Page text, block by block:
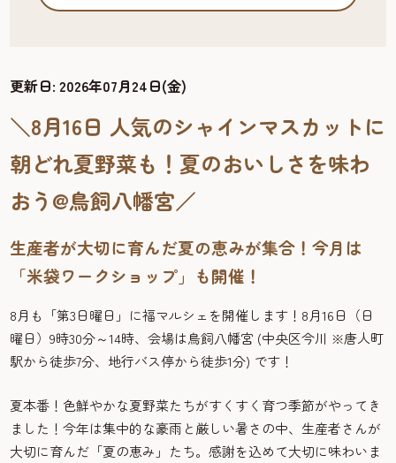
更新日:2026年07月24日(金)
＼8月16日 人気のシャインマスカットに
朝どれ夏野菜も！夏のおいしさを味わ
おう@鳥飼八幡宮／
生産者が大切に育んだ夏の恵みが集合！今月は
「米袋ワークショップ」も開催！
8月も「第3日曜日」に福マルシェを開催します！8月16日（日
曜日）9時30分～14時、会場は鳥飼八幡宮 (中央区今川 ※唐人町
駅から徒歩7分、地行バス停から徒歩1分) です！
夏本番！色鮮やかな夏野菜たちがすくすく育つ季節がやってき
ました！今年は集中的な豪雨と厳しい暑さの中、生産者さんが
大切に育んだ「夏の恵み」たち。感謝を込めて大切に味わいま